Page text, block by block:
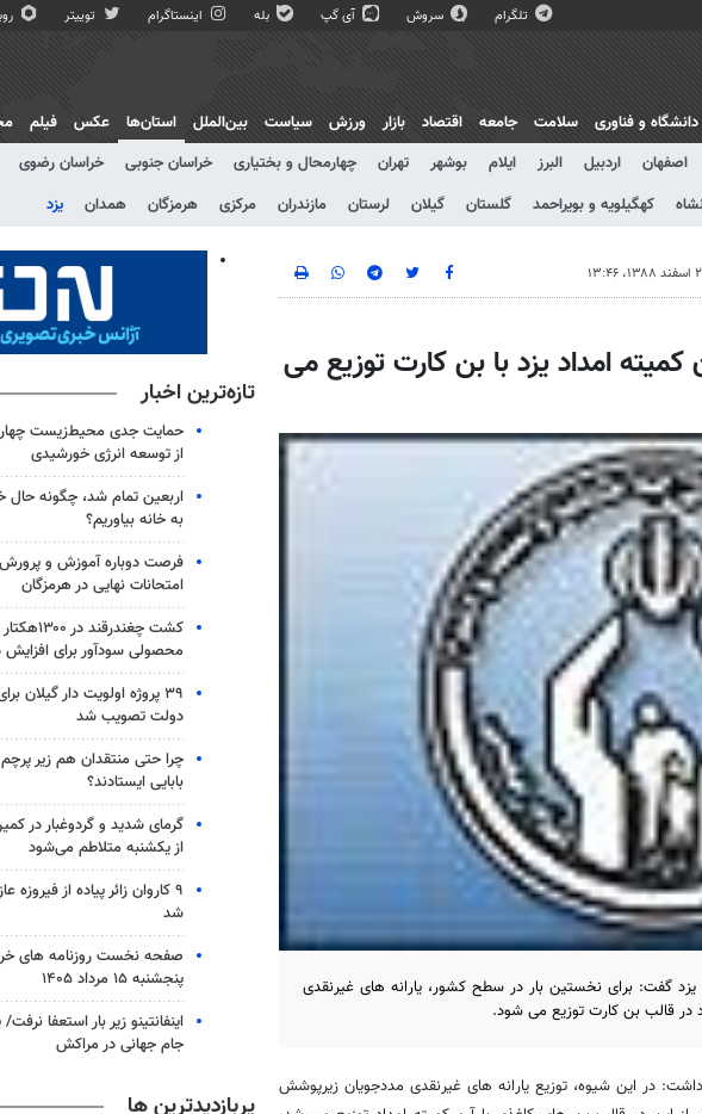
تلگرام سروش آی گپ بله اینستاگرام توییتر
دانشگاه و فناوری سلامت جامعه اقتصاد بازار ورزش سیاست بین‌الملل
استان‌ها
اصفهان اردبیل البرز ایلام بوشهر تهران چهارمحال و بختیاری خراسان جنوبی خراسان رضوی
کهگیلویه و بویراحمد گلستان گیلان لرستان مازندران مرکزی هرمزگان همدان یزد
عکس فیلم
۱۳:۴۶
امداد یزد با بن کارت توزیع می‌
یزد گفت: برای نخستین بار در سطح کشور، یارانه ‌های غیرنقدی
در قالب بن کارت توزیع می شود.
در این شیوه، توزیع یارانه‌ های غیرنقدی مددجویان زیرپوشش
تازه‌ترین اخبار
حمایت جدی محیط‌زیست
از توسعه انرژی خورشیدی
اربعین تمام شد، چگونه حال
به خانه بیاوریم؟
فرصت دوباره آموزش و پرورش
امتحانات نهایی در هرمزگان
کشت
محصولی سودآور برای افزایش
۳۹ پروژه اولویت دار گیلان
دولت تصویب شد
چرا حتی منتقدان هم زیر
بابایی ایستادند؟
گرمای شدید و گردوغبار در
از یکشنبه متلاطم می‌شود
۹ کاروان زائر پیاده از
شد
صفحه نخست روزنامه های
پنجشنبه ۱۵ مرداد ۱۴۰۵
اینفانتینو زیر بار استعفا
جام جهانی در مراکش
پربازدیدترین ها